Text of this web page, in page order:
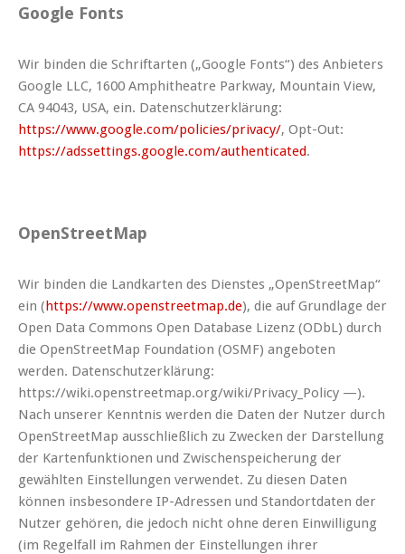
Google Fonts
Wir binden die Schriftarten („Google Fonts“) des Anbieters
Google LLC, 1600 Amphitheatre Parkway, Mountain View,
CA 94043, USA, ein. Datenschutzerklärung:
https://www.google.com/policies/privacy/, Opt-Out:
https://adssettings.google.com/authenticated.
OpenStreetMap
Wir binden die Landkarten des Dienstes „OpenStreetMap“
ein (https://www.openstreetmap.de), die auf Grundlage der
Open Data Commons Open Database Lizenz (ODbL) durch
die OpenStreetMap Foundation (OSMF) angeboten
werden. Datenschutzerklärung:
https://wiki.openstreetmap.org/wiki/Privacy_Policy —).
Nach unserer Kenntnis werden die Daten der Nutzer durch
OpenStreetMap ausschließlich zu Zwecken der Darstellung
der Kartenfunktionen und Zwischenspeicherung der
gewählten Einstellungen verwendet. Zu diesen Daten
können insbesondere IP-Adressen und Standortdaten der
Nutzer gehören, die jedoch nicht ohne deren Einwilligung
(im Regelfall im Rahmen der Einstellungen ihrer